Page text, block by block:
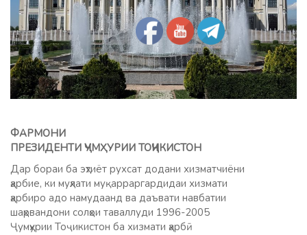
ФАРМОНИ
ПРЕЗИДЕНТИ ҶУМҲУРИИ ТОҶИКИСТОН
Дар бораи ба эҳтиёт рухсат додани хизматчиёни
ҳарбие, ки муҳлати муқарраргардидаи хизмати
ҳарбиро адо намудаанд ва даъвати навбатии
шаҳрвандони солҳои таваллуди 1996-2005
Ҷумҳурии Тоҷикистон ба хизмати ҳарбӣ